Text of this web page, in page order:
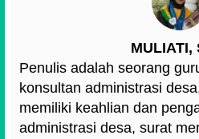
MULIATI,
Penulis adalah seorang
konsultan administrasi
memiliki keahlian dan
administrasi desa, surat